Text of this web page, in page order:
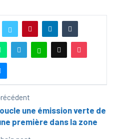
une émission verte de
première dans la zone